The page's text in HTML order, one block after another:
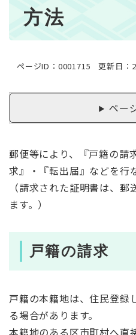
方法
ページID：0001715 更新日：
ペー
郵便等により、『戸籍の請
求』・『転出届』などを行
（請求された証明書は、
ます。）
戸籍の請求
戸籍の本籍地は、住民登録
る場合があります。
本籍地のある区市町村へ直